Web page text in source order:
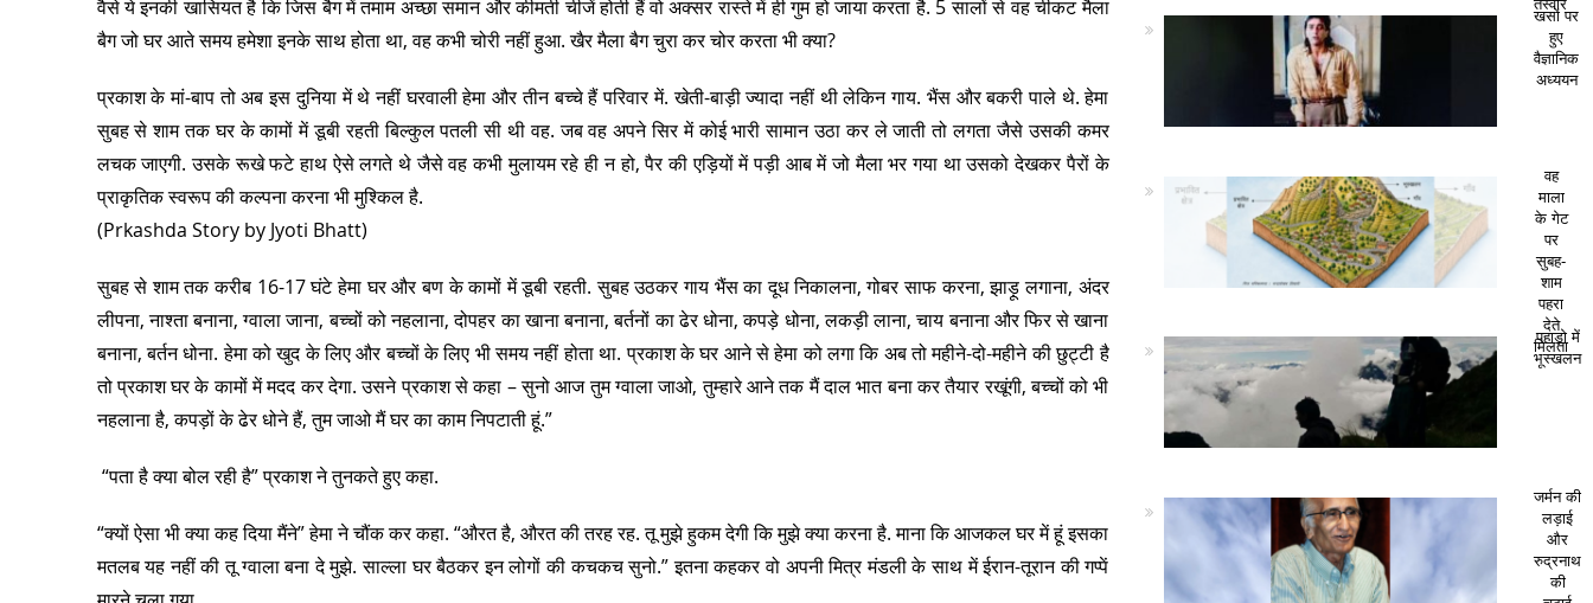
वैसे ये इनकी खासियत है कि जिस बैग में तमाम अच्छा समान और कीमती चीजें होती हैं वो अक्सर रास्ते में ही गुम हो जाया करता है. 5 सालों से वह चीकट मैला
बैग जो घर आते समय हमेशा इनके साथ होता था, वह कभी चोरी नहीं हुआ. खैर मैला बैग चुरा कर चोर करता भी क्या?
प्रकाश के मां-बाप तो अब इस दुनिया में थे नहीं घरवाली हेमा और तीन बच्चे हैं परिवार में. खेती-बाड़ी ज्यादा नहीं थी लेकिन गाय. भैंस और बकरी पाले थे. हेमा
सुबह से शाम तक घर के कामों में डूबी रहती बिल्कुल पतली सी थी वह. जब वह अपने सिर में कोई भारी सामान उठा कर ले जाती तो लगता जैसे उसकी कमर
लचक जाएगी. उसके रूखे फटे हाथ ऐसे लगते थे जैसे वह कभी मुलायम रहे ही न हो, पैर की एड़ियों में पड़ी आब में जो मैला भर गया था उसको देखकर पैरों के
प्राकृतिक स्वरूप की कल्पना करना भी मुश्किल है.
(Prkashda Story by Jyoti Bhatt)
सुबह से शाम तक करीब 16-17 घंटे हेमा घर और बण के कामों में डूबी रहती. सुबह उठकर गाय भैंस का दूध निकालना, गोबर साफ करना, झाड़ू लगाना, अंदर
लीपना, नाश्ता बनाना, ग्वाला जाना, बच्चों को नहलाना, दोपहर का खाना बनाना, बर्तनों का ढेर धोना, कपड़े धोना, लकड़ी लाना, चाय बनाना और फिर से खाना
बनाना, बर्तन धोना. हेमा को खुद के लिए और बच्चों के लिए भी समय नहीं होता था. प्रकाश के घर आने से हेमा को लगा कि अब तो महीने-दो-महीने की छुट्टी है
तो प्रकाश घर के कामों में मदद कर देगा. उसने प्रकाश से कहा – सुनो आज तुम ग्वाला जाओ, तुम्हारे आने तक मैं दाल भात बना कर तैयार रखूंगी, बच्चों को भी
नहलाना है, कपड़ों के ढेर धोने हैं, तुम जाओ मैं घर का काम निपटाती हूं.”
“पता है क्या बोल रही है” प्रकाश ने तुनकते हुए कहा.
“क्यों ऐसा भी क्या कह दिया मैंने” हेमा ने चौंक कर कहा. “औरत है, औरत की तरह रह. तू मुझे हुकम देगी कि मुझे क्या करना है. माना कि आजकल घर में हूं इसका
मतलब यह नहीं की तू ग्वाला बना दे मुझे. साल्ला घर बैठकर इन लोगों की कचकच सुनो.” इतना कहकर वो अपनी मित्र मंडली के साथ में ईरान-तूरान की गप्पें
तस्वीर
खसों पर
हुए
वैज्ञानिक
अध्ययन
वह
माला
के गेट
पर
सुबह-
शाम
पहरा
देते
मिलता
पहाड़ो में
भूस्खलन
जर्मन की
लड़ाई
और
रुद्रनाथ
की